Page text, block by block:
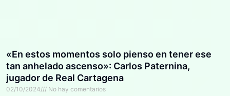
«En estos momentos solo pienso en tener ese
tan anhelado ascenso»: Carlos Paternina,
jugador de Real Cartagena
02/10/2024 No hay comentarios